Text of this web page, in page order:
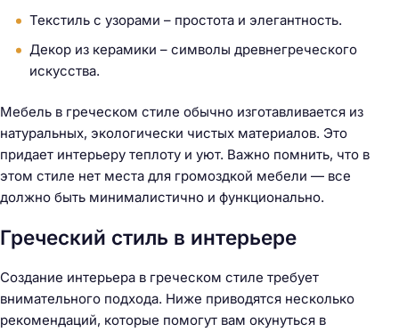
Текстиль с узорами – простота и элегантность.
Декор из керамики – символы древнегреческого
искусства.
Мебель в греческом стиле обычно изготавливается из
натуральных, экологически чистых материалов. Это
придает интерьеру теплоту и уют. Важно помнить, что в
этом стиле нет места для громоздкой мебели — все
должно быть минималистично и функционально.
Греческий стиль в интерьере
Создание интерьера в греческом стиле требует
внимательного подхода. Ниже приводятся несколько
рекомендаций, которые помогут вам окунуться в